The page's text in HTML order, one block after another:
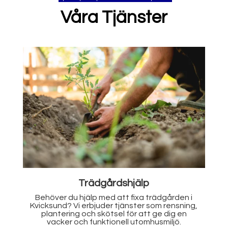
Våra Tjänster
Målning
Ge ditt hem eller din fastighet ett lyft med
våra måleritjänster i Kvicksund. Vi tar hand om
allt från inomhusmålning till fasadmålning,
med resultat som håller länge.